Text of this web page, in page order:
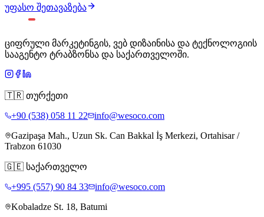
უფასო შეთავაზება
ციფრული მარკეტინგის, ვებ დიზაინისა და ტექნოლოგიის
სააგენტო ტრაბზონსა და საქართველოში.
🇹🇷 თურქეთი
+90 (538) 058 11 22
info@wesoco.com
Gazipaşa Mah., Uzun Sk. Can Bakkal İş Merkezi, Ortahisar /
Trabzon 61030
🇬🇪 საქართველო
+995 (557) 90 84 33
info@wesoco.com
Kobaladze St. 18, Batumi